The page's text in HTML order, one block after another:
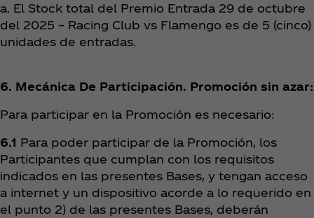
a. El Stock total del Premio Entrada 29 de octubre
del 2025 – Racing Club vs Flamengo es de 5 (cinco)
unidades de entradas.
6. Mecánica De Participación. Promoción sin azar:
Para participar en la Promoción es necesario:
6.1 Para poder participar de la Promoción, los
Participantes que cumplan con los requisitos
indicados en las presentes Bases, y tengan acceso
a internet y un dispositivo acorde a lo requerido en
el punto 2) de las presentes Bases, deberán